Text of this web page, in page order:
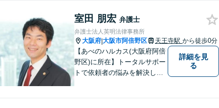
い分野に対応しております。
お気軽にご相談ください。
【夜間・休日対応可】
室田 朋宏 弁護士
弁護士法人英明法律事務所
大阪府|大阪市阿倍野区 天王寺駅 から徒歩0分
【あべのハルカス(大阪府阿倍
野区)に所在】トータルサポー
トで依頼者の悩みを解決しま
詳細を見
る